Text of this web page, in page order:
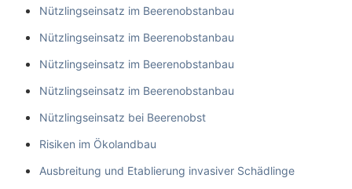
Nützlingseinsatz im Beerenobstanbau
Nützlingseinsatz im Beerenobstanbau
Nützlingseinsatz im Beerenobstanbau
Nützlingseinsatz im Beerenobstanbau
Nützlingseinsatz bei Beerenobst
Risiken im Ökolandbau
Ausbreitung und Etablierung invasiver Schädlinge